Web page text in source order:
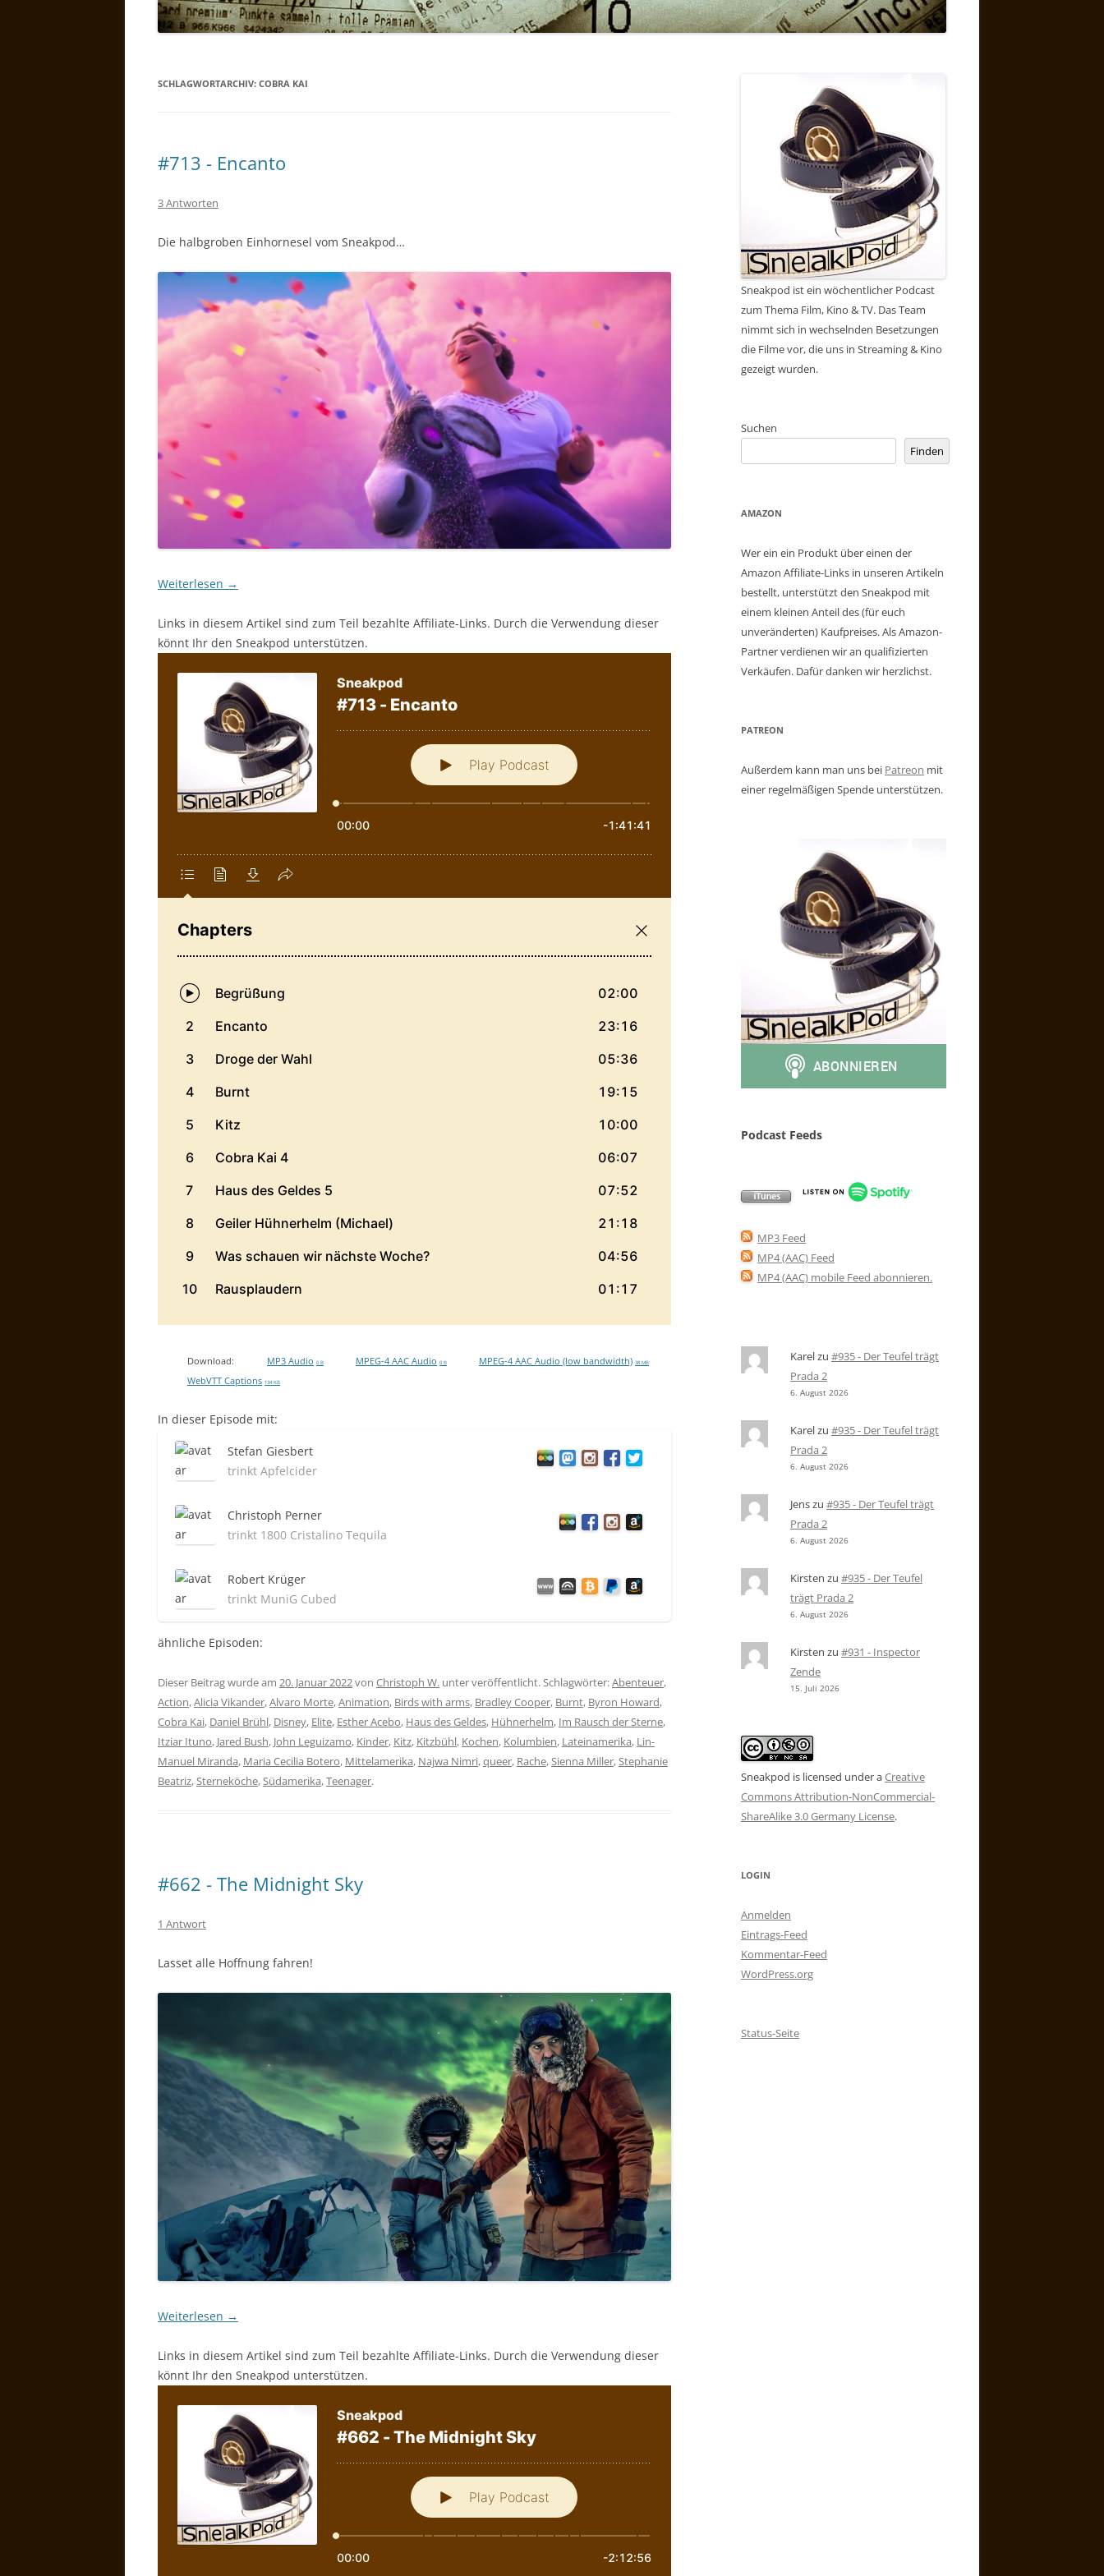
SCHLAGWORTARCHIV: COBRA KAI
#713 - Encanto
3 Antworten
Die halbgroben Einhornesel vom Sneakpod…
Weiterlesen →
Links in diesem Artikel sind zum Teil bezahlte Affiliate-Links. Durch die Verwendung dieser
könnt Ihr den Sneakpod unterstützen.
Download: MP3 Audio 0 B MPEG-4 AAC Audio 0 B MPEG-4 AAC Audio (low bandwidth) 38 MB
WebVTT Captions 134 KB
In dieser Episode mit:
Stefan Giesbert
trinkt Apfelcider
Christoph Perner
trinkt 1800 Cristalino Tequila
Robert Krüger
trinkt MuniG Cubed
ähnliche Episoden:
Dieser Beitrag wurde am 20. Januar 2022von Christoph W. unter veröffentlicht. Schlagwörter:Abenteuer,
Action,Alicia Vikander,Alvaro Morte,Animation, Birds with arms, Bradley Cooper, Burnt, Byron Howard,
Cobra Kai, Daniel Brühl, Disney, Elite, Esther Acebo, Haus des Geldes, Hühnerhelm, Im Rausch der Sterne,
Itziar Ituno, Jared Bush, John Leguizamo, Kinder, Kitz, Kitzbühl, Kochen, Kolumbien, Lateinamerika, Lin-
Manuel Miranda, Maria Cecilia Botero, Mittelamerika, Najwa Nimri,queer, Rache,Sienna Miller,Stephanie
Beatriz,Sterneköche,Südamerika,Teenager.
#662 - The Midnight Sky
1 Antwort
Lasset alle Hoffnung fahren!
Weiterlesen →
Links in diesem Artikel sind zum Teil bezahlte Affiliate-Links. Durch die Verwendung dieser
könnt Ihr den Sneakpod unterstützen.
Sneakpod ist ein wöchentlicher Podcast
zum Thema Film, Kino & TV. Das Team
nimmt sich in wechselnden Besetzungen
die Filme vor, die uns in Streaming & Kino
gezeigt wurden.
Suchen
Finden
AMAZON
Wer ein ein Produkt über einen der
Amazon Affiliate-Links in unseren Artikeln
bestellt, unterstützt den Sneakpod mit
einem kleinen Anteil des (für euch
unveränderten) Kaufpreises. Als Amazon-
Partner verdienen wir an qualifizierten
Verkäufen. Dafür danken wir herzlichst.
PATREON
Außerdem kann man uns bei Patreon mit
einer regelmäßigen Spende unterstützen.
Podcast Feeds
MP3 Feed
MP4 (AAC) Feed
MP4 (AAC) mobile Feed abonnieren.
Karelzu #935 - Der Teufel trägt
Prada 2
6. August 2026
Karelzu #935 - Der Teufel trägt
Prada 2
6. August 2026
Jenszu #935 - Der Teufel trägt
Prada 2
6. August 2026
Kirsten zu #935 - Der Teufel
trägt Prada 2
6. August 2026
Kirsten zu #931 - Inspector
Zende
15. Juli 2026
Sneakpod is licensed under aCreative
Commons Attribution-NonCommercial-
ShareAlike 3.0 Germany License.
LOGIN
Anmelden
Eintrags-Feed
Kommentar-Feed
WordPress.org
Status-Seite